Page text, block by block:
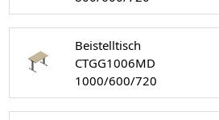
Beistelltisch
CTGG1006MD
1000/600/720